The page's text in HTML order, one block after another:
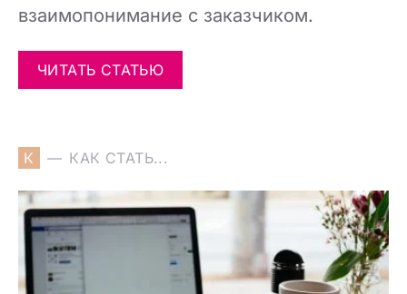
взаимопонимание с заказчиком.
ЧИТАТЬ СТАТЬЮ
К КАК СТАТЬ...